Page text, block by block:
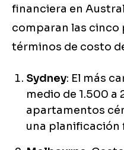
financiera en
comparan las cinco
términos de costo
Sydney: El más
medio de 1.500 a
apartamentos
una planificación